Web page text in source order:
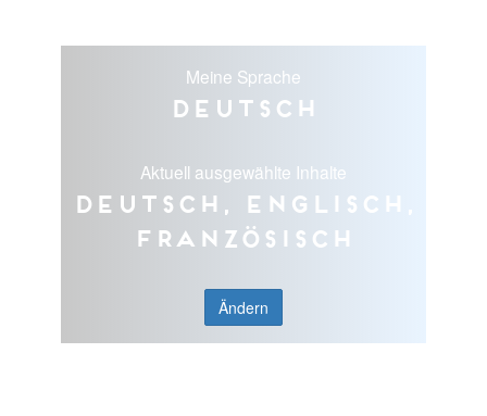
Meine Sprache
Deutsch
Aktuell ausgewählte Inhalte
Deutsch, Englisch,
Französisch
Ändern